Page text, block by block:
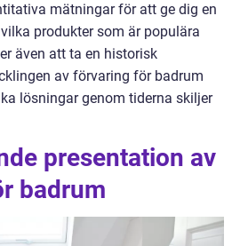
mätningar för att ge dig en
produkter som är populära
även att ta en historisk
av förvaring för badrum
lösningar genom tiderna skiljer
presentation av
badrum